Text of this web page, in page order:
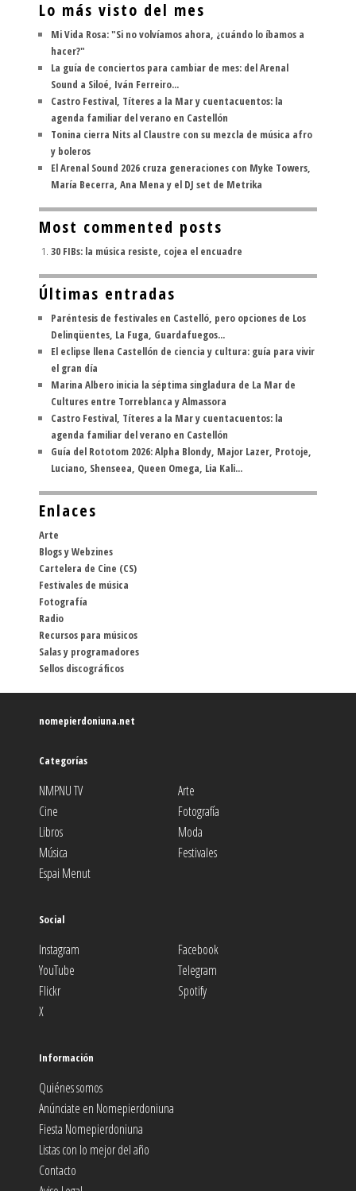
Lo más visto del mes
Mi Vida Rosa: "Si no volvíamos ahora, ¿cuándo lo íbamos a
hacer?"
La guía de conciertos para cambiar de mes: del Arenal
Sound a Siloé, Iván Ferreiro...
Castro Festival, Títeres a la Mar y cuentacuentos: la
agenda familiar del verano en Castellón
Tonina cierra Nits al Claustre con su mezcla de música afro
y boleros
El Arenal Sound 2026 cruza generaciones con Myke Towers,
María Becerra, Ana Mena y el DJ set de Metrika
Most commented posts
30 FIBs: la música resiste, cojea el encuadre
Últimas entradas
Paréntesis de festivales en Castelló, pero opciones de Los
Delinqüentes, La Fuga, Guardafuegos...
El eclipse llena Castellón de ciencia y cultura: guía para vivir
el gran día
Marina Albero inicia la séptima singladura de La Mar de
Cultures entre Torreblanca y Almassora
Castro Festival, Títeres a la Mar y cuentacuentos: la
agenda familiar del verano en Castellón
Guía del Rototom 2026: Alpha Blondy, Major Lazer, Protoje,
Luciano, Shenseea, Queen Omega, Lia Kali...
Enlaces
Arte
Blogs y Webzines
Cartelera de Cine (CS)
Festivales de música
Fotografía
Radio
Recursos para músicos
Salas y programadores
Sellos discográficos
nomepierdoniuna.net
Categorías
NMPNU TV
Arte
Cine
Fotografía
Libros
Moda
Música
Festivales
Espai Menut
Social
Instagram
Facebook
YouTube
Telegram
Flickr
Spotify
X
Información
Quiénes somos
Anúnciate en Nomepierdoniuna
Fiesta Nomepierdoniuna
Listas con lo mejor del año
Contacto